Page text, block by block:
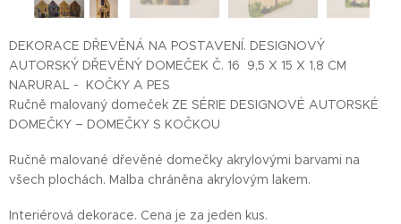
DEKORACE DŘEVĚNÁ NA POSTAVENÍ. DESIGNOVÝ
AUTORSKÝ DŘEVĚNÝ DOMEČEK Č. 16 9,5 X 15 X 1,8 CM
NARURAL - KOČKY A PES
Ručně malovaný domeček ZE SÉRIE DESIGNOVÉ AUTORSKÉ
DOMEČKY – DOMEČKY S KOČKOU
Ručně malované dřevěné domečky akrylovými barvami na
všech plochách. Malba chráněna akrylovým lakem.
Interiérová dekorace. Cena je za jeden kus.